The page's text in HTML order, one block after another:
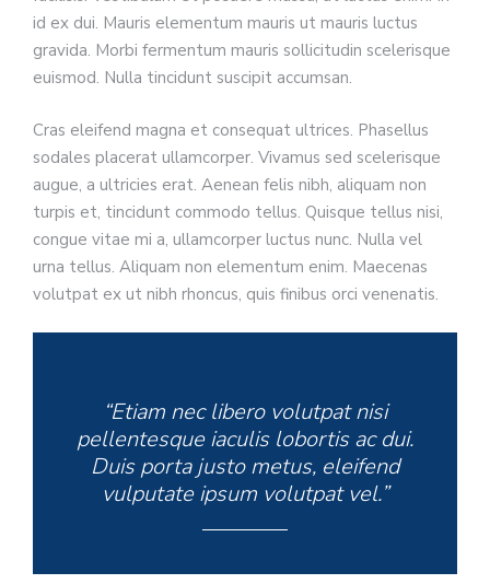
id ex dui. Mauris elementum mauris ut mauris luctus
gravida. Morbi fermentum mauris sollicitudin scelerisque
euismod. Nulla tincidunt suscipit accumsan.
Cras eleifend magna et consequat ultrices. Phasellus
sodales placerat ullamcorper. Vivamus sed scelerisque
augue, a ultricies erat. Aenean felis nibh, aliquam non
turpis et, tincidunt commodo tellus. Quisque tellus nisi,
congue vitae mi a, ullamcorper luctus nunc. Nulla vel
urna tellus. Aliquam non elementum enim. Maecenas
volutpat ex ut nibh rhoncus, quis finibus orci venenatis.
“Etiam nec libero volutpat nisi
pellentesque iaculis lobortis ac dui.
Duis porta justo metus, eleifend
vulputate ipsum volutpat vel.”